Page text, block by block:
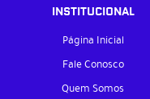
INSTITUCIONAL
Página Inicial
Fale Conosco
Quem Somos